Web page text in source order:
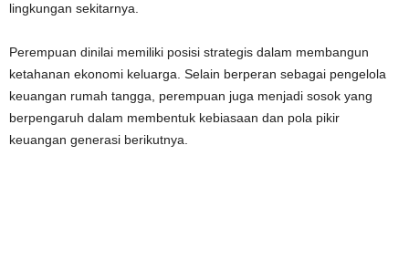
lingkungan sekitarnya.
Perempuan dinilai memiliki posisi strategis dalam membangun
ketahanan ekonomi keluarga. Selain berperan sebagai pengelola
keuangan rumah tangga, perempuan juga menjadi sosok yang
berpengaruh dalam membentuk kebiasaan dan pola pikir
keuangan generasi berikutnya.